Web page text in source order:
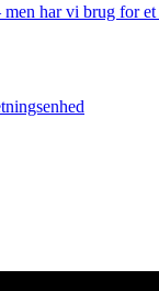
har vi brug for et